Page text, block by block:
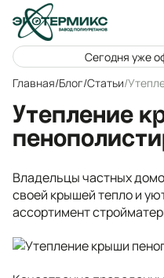
Сегодня уже
Главная/Блог/Статьи/
Утепление
Владельцы частных
своей крышей тепло и
ассортимент